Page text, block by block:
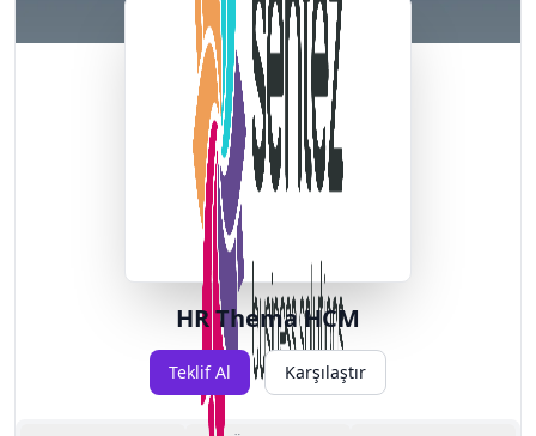
HR Thema HCM
Teklif Al Karşılaştır